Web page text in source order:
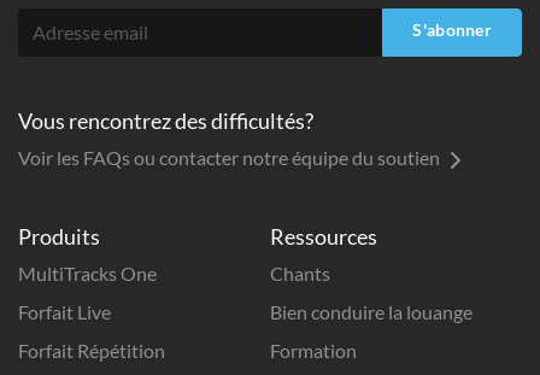
Produits
MultiTracks One
Forfait Live
Forfait Répétition
Ressources
Chants
Bien conduire la louange
Formation
S'abonner
Vous rencontrez des difficultés?
Voir les FAQs ou contacter notre équipe du soutien